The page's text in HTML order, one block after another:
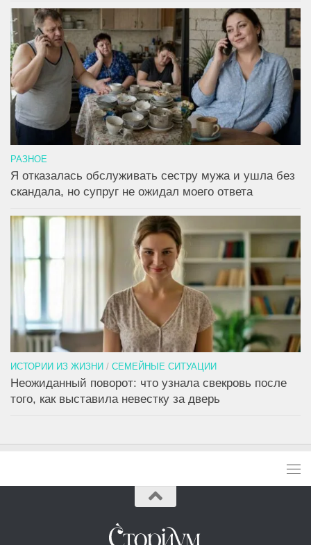
РАЗНОЕ
Я отказалась обслуживать сестру мужа и ушла без
скандала, но супруг не ожидал моего ответа
ИСТОРИИ ИЗ ЖИЗНИ / СЕМЕЙНЫЕ СИТУАЦИИ
Неожиданный поворот: что узнала свекровь после
того, как выставила невестку за дверь